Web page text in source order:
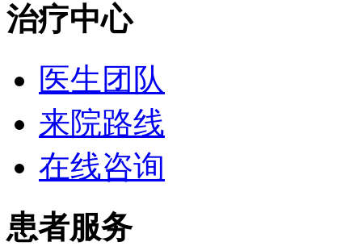
治疗中心
医生团队
来院路线
在线咨询
患者服务